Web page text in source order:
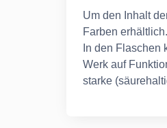
Um den Inhalt
Farben erhältlich.
In den Flaschen
Werk auf
starke